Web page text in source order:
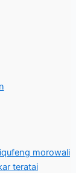
morowali
teratai